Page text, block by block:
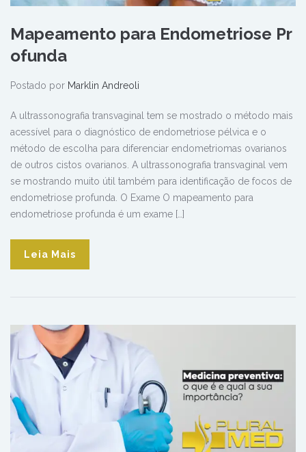
Mapeamento para Endometriose Pr
ofunda
Postado por Marklin Andreoli
A ultrassonografia transvaginal tem se mostrado o método mais
acessível para o diagnóstico de endometriose pélvica e o
método de escolha para diferenciar endometriomas ovarianos
de outros cistos ovarianos. A ultrassonografia transvaginal vem
se mostrando muito útil também para identificação de focos de
endometriose profunda. O Exame O mapeamento para
endometriose profunda é um exame […]
Leia Mais